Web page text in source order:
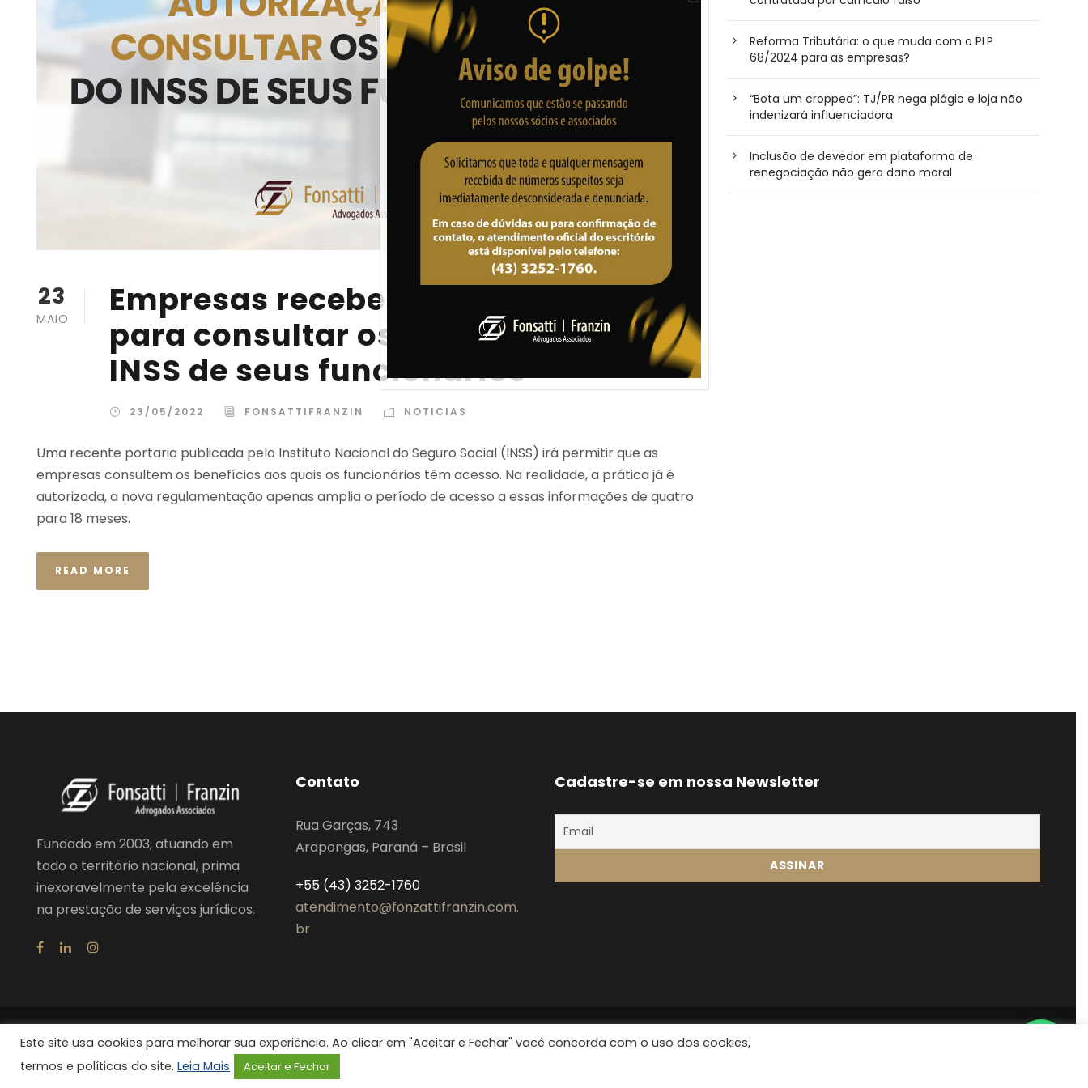
23
MAIO
Empresas recebem autorização
para consultar os benefícios do
INSS de seus funcionários
23/05/2022 FONSATTIFRANZIN NOTICIAS
Uma recente portaria publicada pelo Instituto Nacional do Seguro Social (INSS) irá permitir que as
empresas consultem os benefícios aos quais os funcionários têm acesso. Na realidade, a prática já é
autorizada, a nova regulamentação apenas amplia o período de acesso a essas informações de quatro
para 18 meses.
READ MORE
Reforma Tributária: o que muda com o PLP
68/2024 para as empresas?
“Bota um cropped”: TJ/PR nega plágio e loja não
indenizará influenciadora
Inclusão de devedor em plataforma de
renegociação não gera dano moral
Fundado em 2003, atuando em
todo o território nacional, prima
inexoravelmente pela excelência
na prestação de serviços jurídicos.
Contato
Rua Garças, 743
Arapongas, Paraná – Brasil
+55 (43) 3252-1760
atendimento@fonzattifranzin.com.
br
Cadastre-se em nossa Newsletter
Fonsatti Franzin 2024, Todos os direitos reservados
Este site usa cookies para melhorar sua experiência. Ao clicar em "Aceitar e Fechar" você concorda com o uso dos cookies,
termos e políticas do site. Leia Mais Aceitar e Fechar